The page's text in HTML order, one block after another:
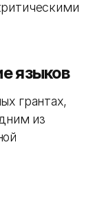
языков
грантах,
из